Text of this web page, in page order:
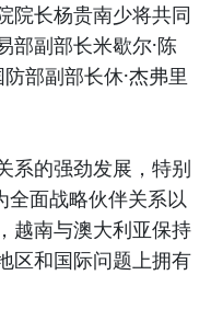
院长杨贵南少将共同
部副部长米歇尔·陈
部副部长休·杰弗里
系的强劲发展，特别
全面战略伙伴关系以
越南与澳大利亚保持
区和国际问题上拥有